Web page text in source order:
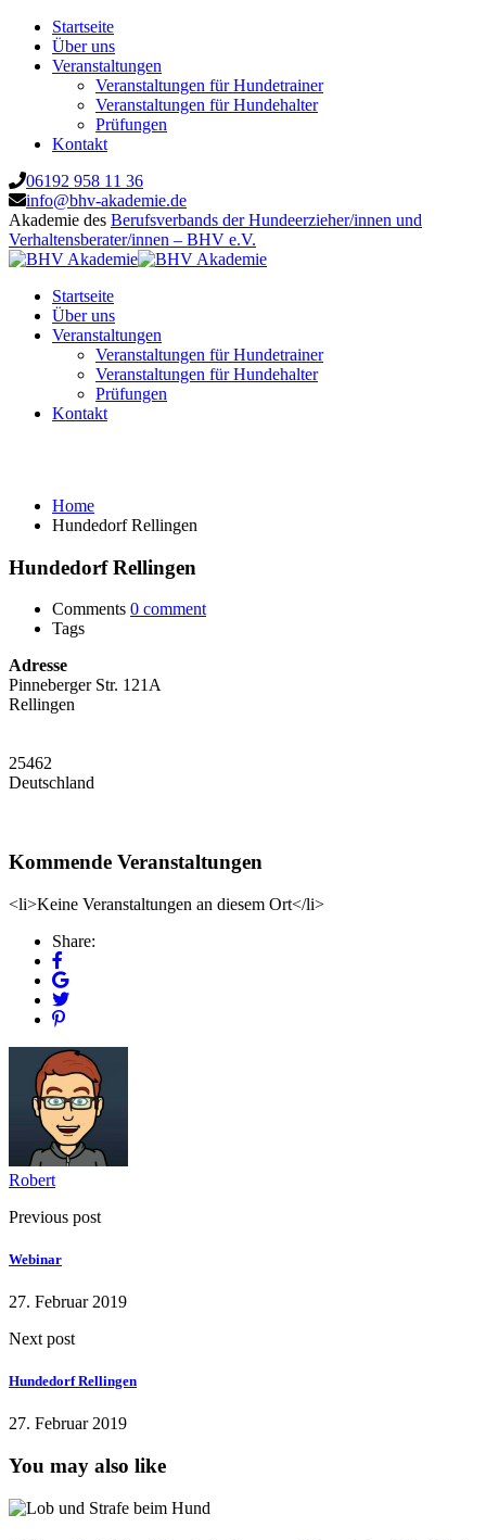
Startseite
Über uns
Veranstaltungen
Veranstaltungen für Hundetrainer
Veranstaltungen für Hundehalter
Prüfungen
Kontakt
06192 958 11 36
info@bhv-akademie.de
Akademie des Berufsverbands der Hundeerzieher/innen und
Verhaltensberater/innen – BHV e.V.
Startseite
Über uns
Veranstaltungen
Veranstaltungen für Hundetrainer
Veranstaltungen für Hundehalter
Prüfungen
Kontakt
Home
Hundedorf Rellingen
Hundedorf Rellingen
Comments 0 comment
Tags
Adresse
Pinneberger Str. 121A
Rellingen
25462
Deutschland
Kommende Veranstaltungen
<li>Keine Veranstaltungen an diesem Ort</li>
Share:
Robert
Previous post
Webinar
27. Februar 2019
Next post
Hundedorf Rellingen
27. Februar 2019
You may also like